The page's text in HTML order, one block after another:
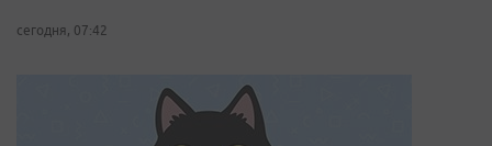
сегодня, 07:42